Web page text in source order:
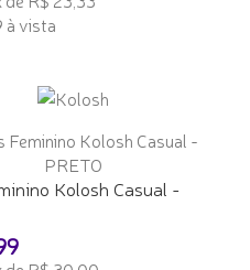
à vista
Kolosh Casual -